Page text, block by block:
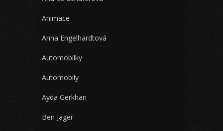
Animace
Anna Engelhardtová
Automobilky
Automobily
Ayda Gerkhan
Ben Jäger